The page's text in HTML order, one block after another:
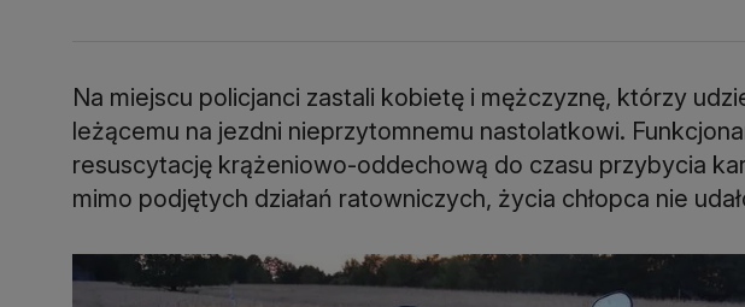
Na miejscu policjanci zastali kobietę i mężczyznę, którzy
leżącemu na jezdni nieprzytomnemu nastolatkowi.
resuscytację krążeniowo-oddechową do czasu przybycia
mimo podjętych działań ratowniczych, życia chłopca nie